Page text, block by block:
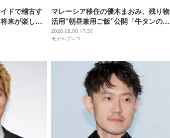
ドで稽古す
来が楽し
姿」の声
マレーシア移住の優木まおみ、残り物
活用“朝昼兼用ご飯”公開「牛タンの焼
き加減がちょうどいい」「調味料が海
外テイストでおしゃれ」の声
2026.08.08 17:30
モデルプレス